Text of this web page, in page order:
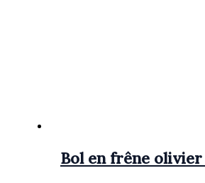
Bol en frêne olivier